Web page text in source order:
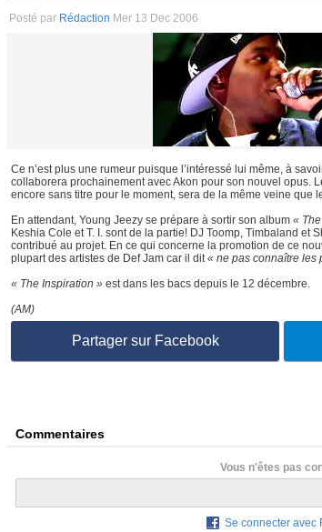
Posté par Rédaction Mer 13 Dec 2006
Ce n’est plus une rumeur puisque l’intéressé lui même, à
collaborera prochainement avec Akon pour son nouvel opus.
encore sans titre pour le moment, sera de la même veine que
En attendant, Young Jeezy se prépare à sortir son album «
Keshia Cole et T. I. sont de la partie! DJ Toomp, Timbaland et
contribué au projet. En ce qui concerne la promotion de ce
plupart des artistes de Def Jam car il dit« ne pas connaître les
« The Inspiration » est dans les bacs depuis le 12 décembre.
(AM)
Partager sur Facebook
Commentaires
Vous n'êtes pas
Se connecter avec